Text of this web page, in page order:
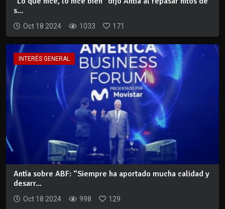
s...
Oct 18 2024 1033 171
INTERÉS GENERAL
Antía sobre ABF: “Siempre ha aportado mucha calidad y
desarr...
Oct 18 2024 998 129